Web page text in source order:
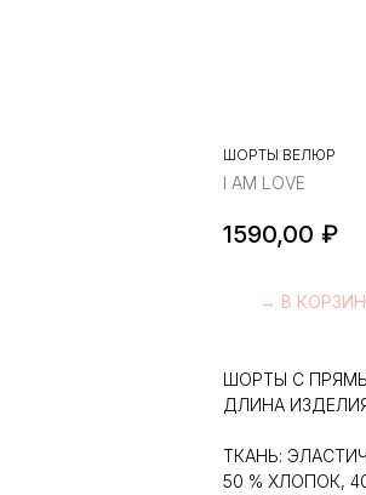
ШОРТЫ ВЕЛЮР
I AM LOVE
1590,00 ₽
→ В
ШОРТЫ С
ДЛИНА
ТКАНЬ:
50 % ХЛОПОК,